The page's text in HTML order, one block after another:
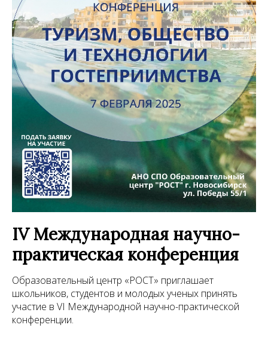
IV Международная научно-
практическая конференция
Образовательный центр «РОСТ» приглашает
школьников, студентов и молодых ученых принять
участие в VI Международной научно-практической
конференции.